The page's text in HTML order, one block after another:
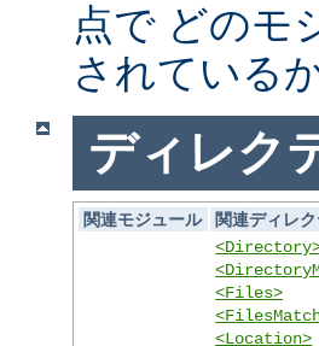
点で どのモ
されている
ディレク
関連モジュール
関連ディレ
<Files>
<Location>